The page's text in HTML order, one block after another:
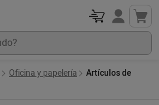
Oficina y papelería
Artículos de